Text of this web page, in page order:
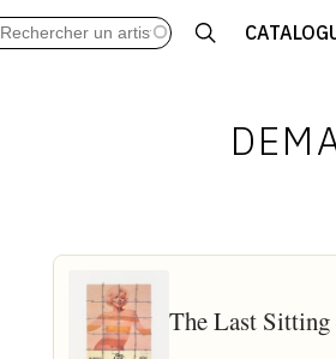
ARCHIVES DES EXPOSITIONS
LIBRAIRIE : LIVRES &
LEXIQUE ARTISTIQUE
The Last